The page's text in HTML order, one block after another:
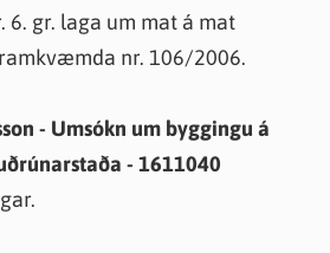
6. gr. laga um mat á mat
nr. 106/2006.
- Umsókn um byggingu á
- 1611040